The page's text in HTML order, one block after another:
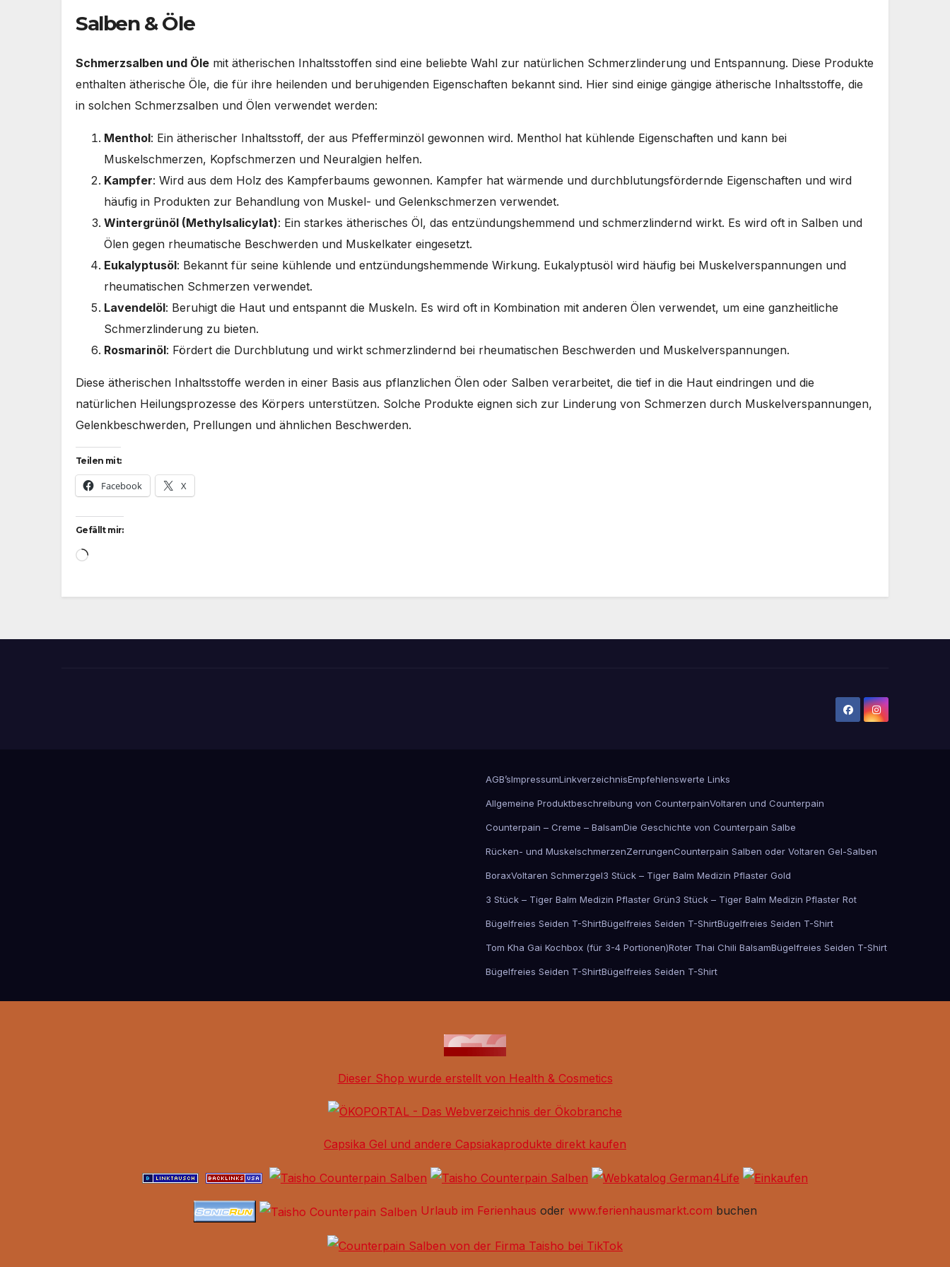
Salben & Öle
Schmerzsalben und Öle mit ätherischen Inhaltsstoffen sind eine beliebte Wahl zur natürlichen Schmerzlinderung und Entspannung. Diese Produkte
enthalten ätherische Öle, die für ihre heilenden und beruhigenden Eigenschaften bekannt sind. Hier sind einige gängige ätherische Inhaltsstoffe, die
in solchen Schmerzsalben und Ölen verwendet werden:
Menthol: Ein ätherischer Inhaltsstoff, der aus Pfefferminzöl gewonnen wird. Menthol hat kühlende Eigenschaften und kann bei
Muskelschmerzen, Kopfschmerzen und Neuralgien helfen.
Kampfer: Wird aus dem Holz des Kampferbaums gewonnen. Kampfer hat wärmende und durchblutungsfördernde Eigenschaften und wird
häufig in Produkten zur Behandlung von Muskel- und Gelenkschmerzen verwendet.
Wintergrünöl (Methylsalicylat): Ein starkes ätherisches Öl, das entzündungshemmend und schmerzlindernd wirkt. Es wird oft in Salben und
Ölen gegen rheumatische Beschwerden und Muskelkater eingesetzt.
Eukalyptusöl: Bekannt für seine kühlende und entzündungshemmende Wirkung. Eukalyptusöl wird häufig bei Muskelverspannungen und
rheumatischen Schmerzen verwendet.
Lavendelöl: Beruhigt die Haut und entspannt die Muskeln. Es wird oft in Kombination mit anderen Ölen verwendet, um eine ganzheitliche
Schmerzlinderung zu bieten.
Rosmarinöl: Fördert die Durchblutung und wirkt schmerzlindernd bei rheumatischen Beschwerden und Muskelverspannungen.
Diese ätherischen Inhaltsstoffe werden in einer Basis aus pflanzlichen Ölen oder Salben verarbeitet, die tief in die Haut eindringen und die
natürlichen Heilungsprozesse des Körpers unterstützen. Solche Produkte eignen sich zur Linderung von Schmerzen durch Muskelverspannungen,
Gelenkbeschwerden, Prellungen und ähnlichen Beschwerden.
Teilen mit:
Facebook X
Gefällt mir:
Wird
AGB’sImpressumLinkverzeichnisEmpfehlenswerte Links
Allgemeine Produktbeschreibung von CounterpainVoltaren und Counterpain
Counterpain – Creme – BalsamDie Geschichte von Counterpain Salbe
Rücken- und MuskelschmerzenZerrungenCounterpain Salben oder Voltaren Gel-Salben
BoraxVoltaren Schmerzgel3 Stück – Tiger Balm Medizin Pflaster Gold
3 Stück – Tiger Balm Medizin Pflaster Grün3 Stück – Tiger Balm Medizin Pflaster Rot
Bügelfreies Seiden T-ShirtBügelfreies Seiden T-ShirtBügelfreies Seiden T-Shirt
Tom Kha Gai Kochbox (für 3-4 Portionen)Roter Thai Chili BalsamBügelfreies Seiden T-Shirt
Bügelfreies Seiden T-ShirtBügelfreies Seiden T-Shirt
Dieser Shop wurde erstellt von Health & Cosmetics
Capsika Gel und andere Capsiakaprodukte direkt kaufen
Urlaub im Ferienhaus oder www.ferienhausmarkt.com buchen